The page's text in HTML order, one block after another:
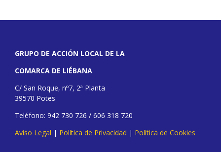
GRUPO DE ACCIÓN LOCAL DE LA
COMARCA DE LIÉBANA
C/ San Roque, nº7, 2ª Planta
39570 Potes
Teléfono: 942 730 726 / 606 318 720
Aviso Legal | Política de Privacidad | Política de Cookies